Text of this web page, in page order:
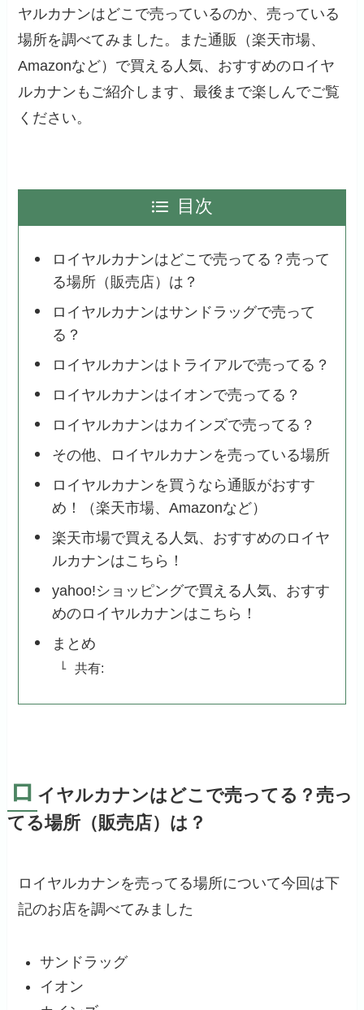
ヤルカナンはどこで売っているのか、売っている
場所を調べてみました。また通販（楽天市場、
Amazonなど）で買える人気、おすすめのロイヤ
ルカナンもご紹介します、最後まで楽しんでご覧
ください。
目次
ロイヤルカナンはどこで売ってる？売って
る場所（販売店）は？
ロイヤルカナンはサンドラッグで売って
る？
ロイヤルカナンはトライアルで売ってる？
ロイヤルカナンはイオンで売ってる？
ロイヤルカナンはカインズで売ってる？
その他、ロイヤルカナンを売っている場所
ロイヤルカナンを買うなら通販がおすす
め！（楽天市場、Amazonなど）
楽天市場で買える人気、おすすめのロイヤ
ルカナンはこちら！
yahoo!ショッピングで買える人気、おすす
めのロイヤルカナンはこちら！
まとめ
共有:
ロ イヤルカナンはどこで売ってる？売っ
てる場所（販売店）は？
ロイヤルカナンを売ってる場所について今回は下
記のお店を調べてみました
サンドラッグ
イオン